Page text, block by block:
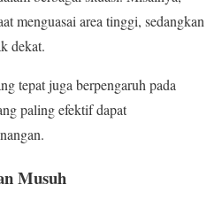
menguasai area tinggi, sedangkan
dekat.
tepat juga berpengaruh pada
paling efektif dapat
Musuh